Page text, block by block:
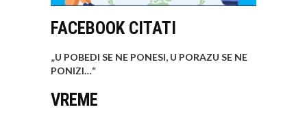
FACEBOOK CITATI
„U POBEDI SE NE PONESI, U PORAZU SE NE
PONIZI…“
VREME